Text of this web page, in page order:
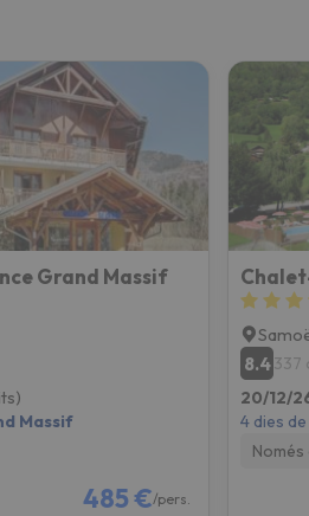
Grand Massif
Massif
485 €/pers.
8.4337
20/12/
4 dies